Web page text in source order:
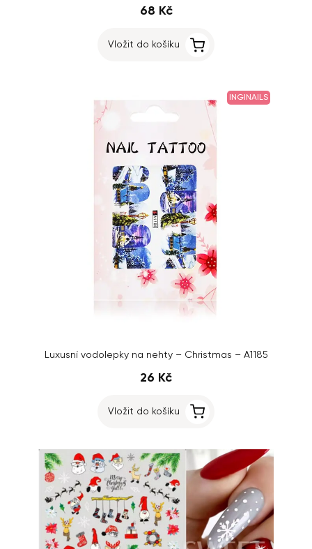
68 Kč
Vložit do košíku
INGINAILS
Luxusní vodolepky na nehty – Christmas – A1185
26 Kč
Vložit do košíku